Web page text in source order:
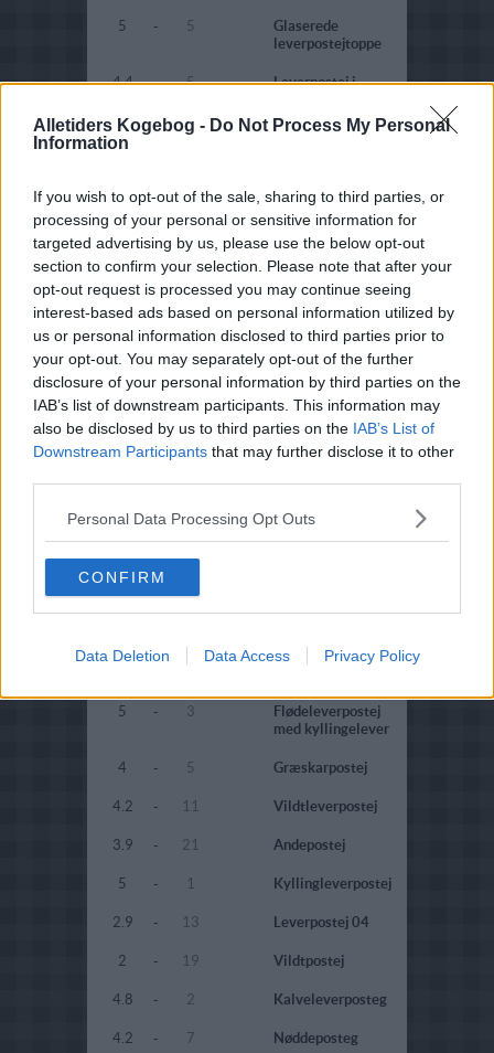
Alletiders Kogebog - Do Not Process My Personal
Information
If you wish to opt-out of the sale, sharing to third parties, or
processing of your personal or sensitive information for
targeted advertising by us, please use the below opt-out
section to confirm your selection. Please note that after your
opt-out request is processed you may continue seeing
interest-based ads based on personal information utilized by
us or personal information disclosed to third parties prior to
your opt-out. You may separately opt-out of the further
disclosure of your personal information by third parties on the
IAB’s list of downstream participants. This information may
also be disclosed by us to third parties on the IAB’s List of
Downstream Participants that may further disclose it to other
Personal Data Processing Opt Outs
CONFIRM
Data Deletion Data Access Privacy Policy
5 - 5
Glaserede
leverpostejtoppe
4.4 - 5
Leverpostej i
4.5 3 Squash-postej
3.1 - 28 Andeleverpostej
5
4.9 - 19 Gåseleverpostej
4.3 - 5
Dyrepostej med
vildtsauce
2.8 - 2 Kylingpostej
4.9 5 Kalkunleverpostej
3 - 2
Tunpostej med
5 - 1
grapefrugt
2.4 -
Linsepostej
5 - 3
Flødeleverpostej
med kyllingelever
4 - 5 Græskarpostej
4.2 - 11 Vildtleverpostej
3.9 - 21 Andepostej
5 - 1 Kyllingleverpostej
2.9 - 13 Leverpostej 04
2 - 19 Vildtpostej
4.8 - 2 Kalveleverposteg
4.2 - 7 Nøddeposteg